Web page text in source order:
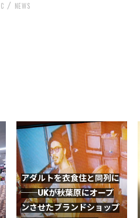
NEWS
アダルトを衣食住と同列に
──UKが秋葉原にオープ
ンさせたブランドショップ